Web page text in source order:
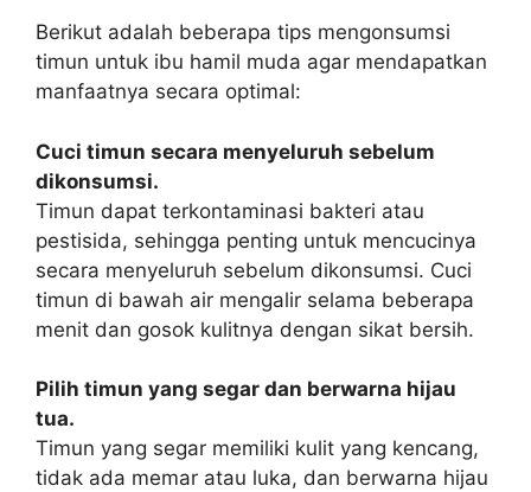
Berikut adalah beberapa tips mengonsumsi
timun untuk ibu hamil muda agar mendapatkan
manfaatnya secara optimal:
Cuci timun secara menyeluruh sebelum
dikonsumsi.
Timun dapat terkontaminasi bakteri atau
pestisida, sehingga penting untuk mencucinya
secara menyeluruh sebelum dikonsumsi. Cuci
timun di bawah air mengalir selama beberapa
menit dan gosok kulitnya dengan sikat bersih.
Pilih timun yang segar dan berwarna hijau
tua.
Timun yang segar memiliki kulit yang kencang,
tidak ada memar atau luka, dan berwarna hijau